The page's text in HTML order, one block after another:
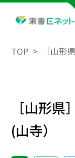
TOP ［山形
［山形県
(山寺）